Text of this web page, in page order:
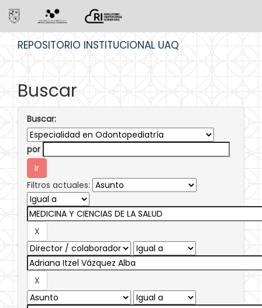
REPOSITORIO INSTITUCIONAL UAQ
Buscar
Buscar:
por
Filtros actuales: